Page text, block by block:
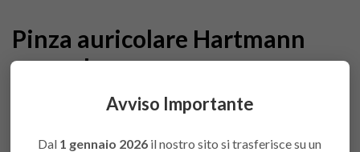
Pinza auricolare Hartmann
normale
COMBINATIONS
Varianti Varie Importate
Accedi
Avviso Importante
Dal 1 gennaio 2026 il nostro sito si trasferisce su un